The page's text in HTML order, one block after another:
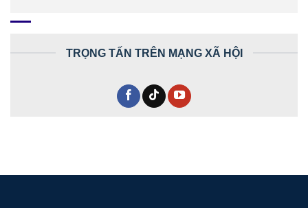
TRỌNG TẤN TRÊN MẠNG XÃ HỘI